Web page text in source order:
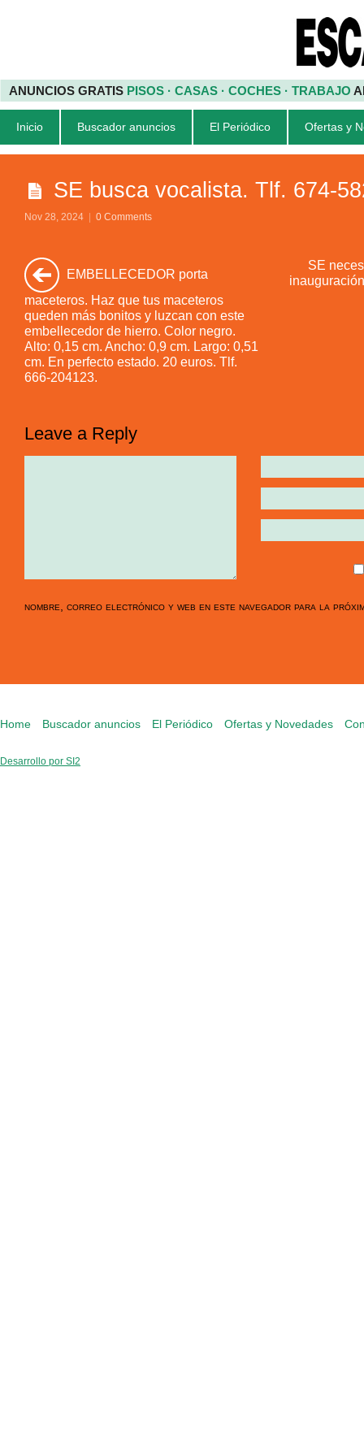
ANUNCIOS GRATIS PISOS · CASAS · COCHES · TRABAJO
Inicio Buscador anuncios El Periódico Ofertas y
SE busca vocalista. Tlf. 674-
Nov 28, 2024 0 Comments
EMBELLECEDOR porta
maceteros. Haz que tus maceteros
queden más bonitos y luzcan con este
embellecedor de hierro. Color negro.
Alto: 0,15 cm. Ancho: 0,9 cm. Largo: 0,51
cm. En perfecto estado. 20 euros. Tlf.
666-204123.
SE
Leave a Reply
nombre, correo electrónico y web en este navegador para la
Home Buscador anuncios El Periódico Ofertas y Novedades
Desarrollo por SI2